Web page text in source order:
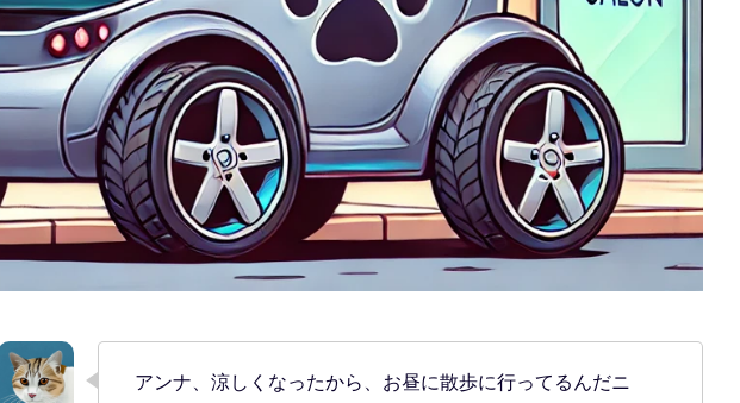
アンナ、涼しくなったから、お昼に散歩に行ってるんだニ